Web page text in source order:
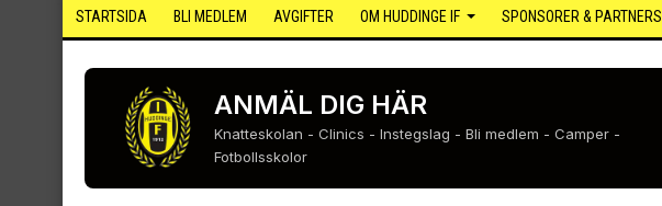
STARTSIDA BLI MEDLEM AVGIFTER OM HUDDINGE IF SPONSORER & PARTNERS
ANMÄL DIG HÄR
Knatteskolan - Clinics - Instegslag - Bli medlem - Camper -
Fotbollsskolor